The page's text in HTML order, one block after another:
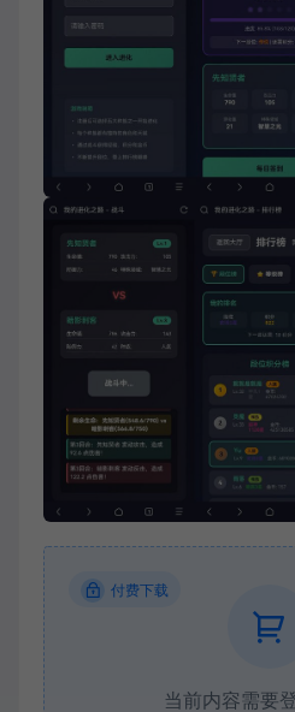
付费下载
当前内容需要